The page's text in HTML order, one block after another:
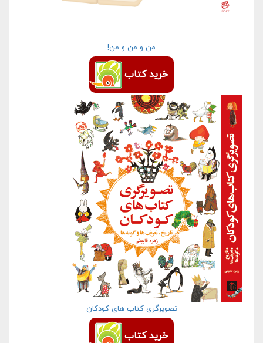
من و من و من!
خرید کتاب
تصویرگری کتاب های کودکان
خرید کتاب